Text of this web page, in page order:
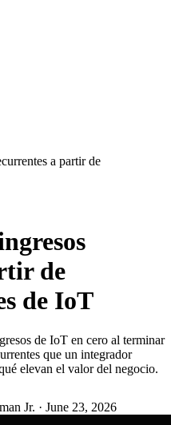
a partir de
de
de IoT
de IoT en cero al terminar
que un integrador
elevan el valor del negocio.
Jr. · June 23, 2026